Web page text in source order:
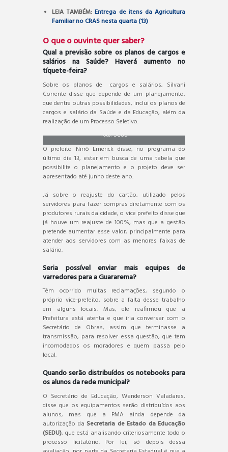
LEIA TAMBÉM:Entrega de itens da Agricultura
Familiar no CRAS nesta quarta (13)
O que o ouvinte quer saber?
Qual a previsão sobre os planos de cargos e
salários na Saúde? Haverá aumento no
tíquete-feira?
Sobre os planos de cargos e salários, Silvani
Corrente disse que depende de um planejamento,
que dentre outras possibilidades, inclui os planos de
cargos e salário da Saúde e da Educação, além da
realização de um Processo Seletivo.
Foto: SCOS
O prefeito Nirrô Emerick disse, no programa do
último dia 13, estar em busca de uma tabela que
possibilite o planejamento e o projeto deve ser
apresentado até junho deste ano.
Já sobre o reajuste do cartão, utilizado pelos
servidores para fazer compras diretamente com os
produtores rurais da cidade, o vice prefeito disse que
já houve um reajuste de 100%, mas que a gestão
pretende aumentar esse valor, principalmente para
atender aos servidores com as menores faixas de
salário.
Seria possível enviar mais equipes de
varredores para a Guararema?
Têm ocorrido muitas reclamações, segundo o
próprio vice-prefeito, sobre a falta desse trabalho
em alguns locais. Mas, ele reafirmou que a
Prefeitura está atenta e que iria conversar com o
Secretário de Obras, assim que terminasse a
transmissão, para resolver essa questão, que tem
incomodados os moradores e quem passa pelo
local.
Quando serão distribuídos os notebooks para
os alunos da rede municipal?
O Secretário de Educação, Wanderson Valadares,
disse que os equipamentos serão distribuídos aos
alunos, mas que a PMA ainda depende da
autorização da Secretaria de Estado da Educação
(SEDU), que está analisando criteriosamente todo o
processo licitatório. Por lei, só depois dessa